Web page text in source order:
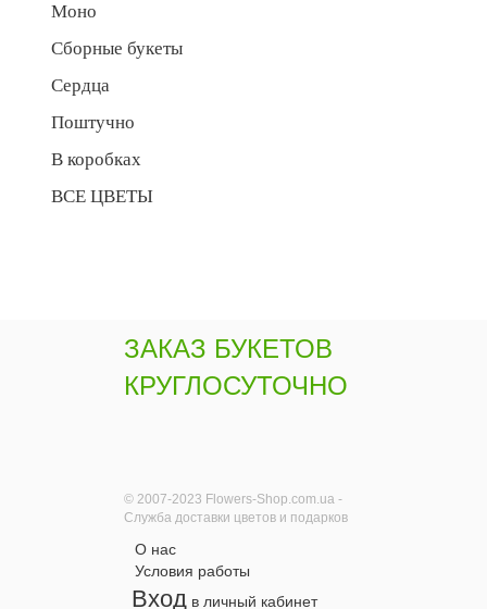
Моно
Сборные букеты
Сердца
Поштучно
В коробках
ВСЕ ЦВЕТЫ
ЗАКАЗ БУКЕТОВ
КРУГЛОСУТОЧНО
© 2007-2023 Flowers-Shop.com.ua -
Служба доставки цветов и подарков
О нас
Условия работы
Вход в личный кабинет